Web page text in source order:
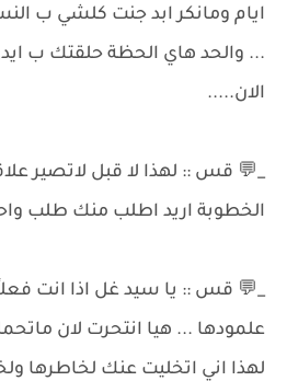
ايام ومانكر ابد جنت كلشي ب
... والحد هاي الحظة حلقتك ب
الان.....
_💬 قس :: لهذا لا قبل لاتصير
الخطوبة اريد اطلب منك طلب
_💬 قس :: يا سيد غل اذا انت
علمودها ... هيا انتحرت لان
لهذا اني اتخليت عنك لخاطرها